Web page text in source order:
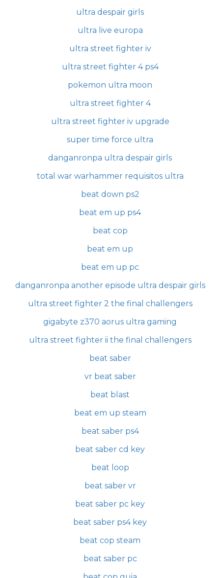
ultra despair girls
ultra live europa
ultra street fighter iv
ultra street fighter 4 ps4
pokemon ultra moon
ultra street fighter 4
ultra street fighter iv upgrade
super time force ultra
danganronpa ultra despair girls
total war warhammer requisitos ultra
beat down ps2
beat em up ps4
beat cop
beat em up
beat em up pc
danganronpa another episode ultra despair girls
ultra street fighter 2 the final challengers
gigabyte z370 aorus ultra gaming
ultra street fighter ii the final challengers
beat saber
vr beat saber
beat blast
beat em up steam
beat saber ps4
beat saber cd key
beat loop
beat saber vr
beat saber pc key
beat saber ps4 key
beat cop steam
beat saber pc